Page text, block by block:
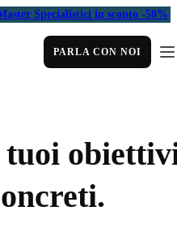
Specialistici in sconto -50%
PARLA CON NOI